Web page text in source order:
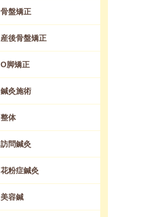
骨盤矯正
産後骨盤矯正
O脚矯正
鍼灸施術
整体
訪問鍼灸
花粉症鍼灸
美容鍼